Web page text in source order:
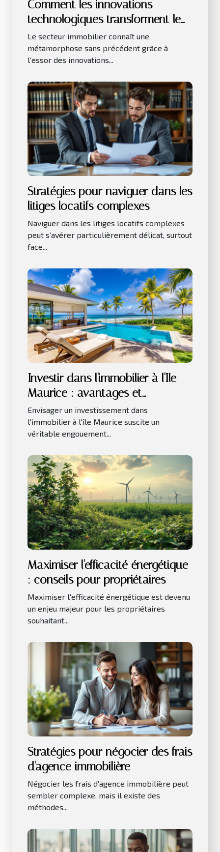
Comment les innovations
technologiques transforment le
secteur immobilier ?
Le secteur immobilier connaît une
métamorphose sans précédent grâce à
l’essor des innovations...
Stratégies pour naviguer dans les
litiges locatifs complexes
Naviguer dans les litiges locatifs complexes
peut s’avérer particulièrement délicat, surtout
face...
Investir dans l'immobilier à l'Ile
Maurice : avantages et
considérations clés
Envisager un investissement dans
l'immobilier à l'île Maurice suscite un
véritable engouement...
Maximiser l'efficacité énergétique
: conseils pour propriétaires
Maximiser l'efficacité énergétique est devenu
un enjeu majeur pour les propriétaires
souhaitant...
Stratégies pour négocier des frais
d'agence immobilière
Négocier les frais d'agence immobilière peut
sembler complexe, mais il existe des
méthodes...